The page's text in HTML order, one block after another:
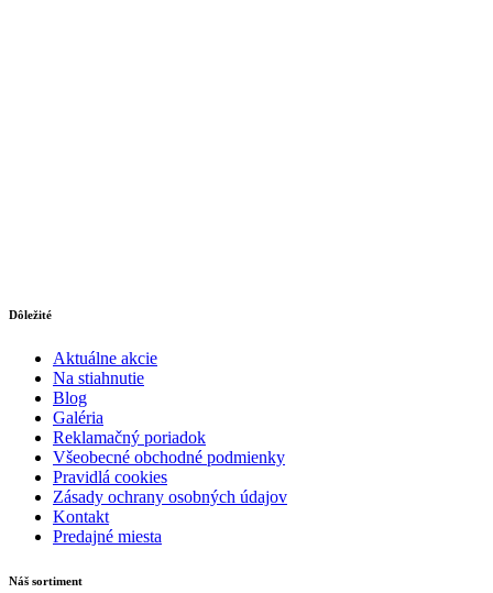
Dôležité
Aktuálne akcie
Na stiahnutie
Blog
Galéria
Reklamačný poriadok
Všeobecné obchodné podmienky
Pravidlá cookies
Zásady ochrany osobných údajov
Kontakt
Predajné miesta
Náš sortiment